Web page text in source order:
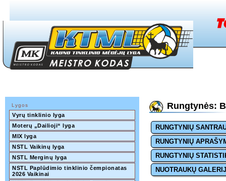
Lygos
Vyrų tinklinio lyga
Moterų „Dailioji“ lyga
MIX lyga
NSTL Vaikinų lyga
NSTL Merginų lyga
NSTL Paplūdimio tinklinio čempionatas
2026 Vaikinai
Rungtynės:
RUNGTYNIŲ
RUNGTYNIŲ
RUNGTYNIŲ
NUOTRAUKŲ